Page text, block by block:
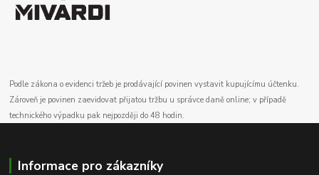
Podle zákona o evidenci tržeb je prodávající povinen vystavit kupujícímu účtenku.
Zároveň je povinen zaevidovat přijatou tržbu u správce daně online; v případě
technického výpadku pak nejpozději do 48 hodin.
Informace pro zákazníky